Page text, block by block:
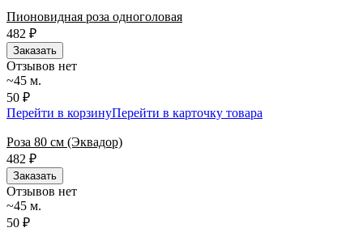
Пионовидная роза одноголовая
482 ₽
Заказать
Отзывов нет
~45 м.
50 ₽
Перейти в корзинуПерейти в карточку товара
Роза 80 см (Эквадор)
482 ₽
Заказать
Отзывов нет
~45 м.
50 ₽